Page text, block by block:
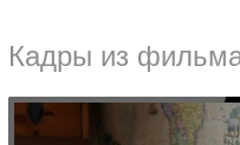
Кадры из